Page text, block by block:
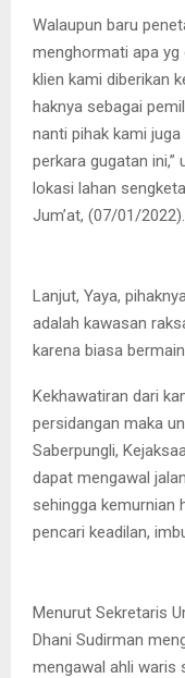
Walaupun baru
menghormati apa yg
klien kami diberikan
haknya sebagai
nanti pihak kami
perkara gugatan ini,”
lokasi lahan
Jum’at, (07/01/2022).
Lanjut, Yaya,
adalah kawasan
karena biasa
Kekhawatiran dari
persidangan maka
Saberpungli,
dapat mengawal
sehingga kemurnian
pencari keadilan,
Menurut Sekretaris
Dhani Sudirman
mengawal ahli waris